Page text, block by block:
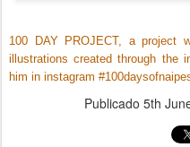
100 DAY PROJECT, a project
illustrations created through the
him in instagram
Publicado 5th